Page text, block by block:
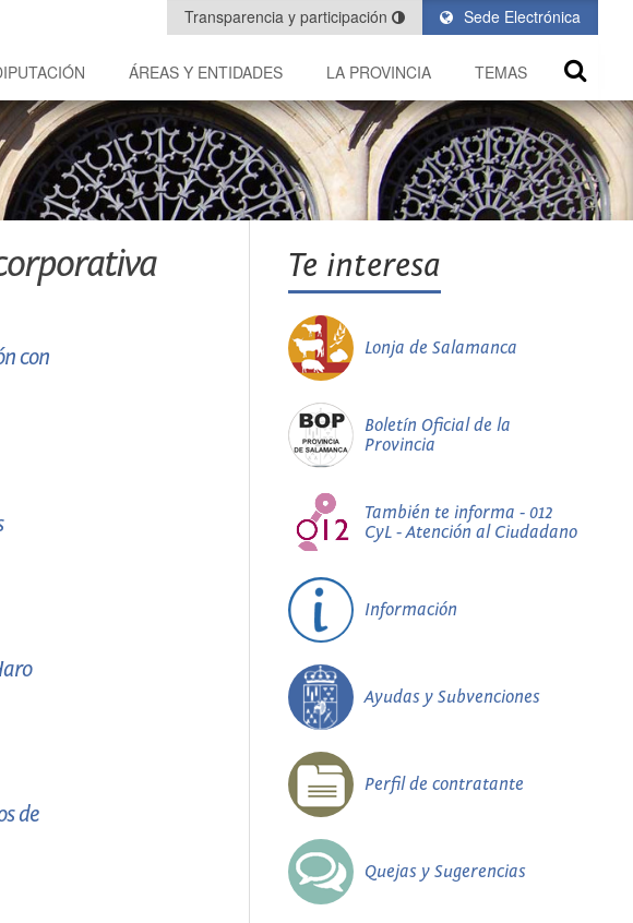
Sede Electrónica
Transparencia y participación
ÁREAS Y ENTIDADES LA PROVINCIA TEMAS
con
de
Te interesa
Lonja de Salamanca
Boletín Oficial de la
Provincia
También te informa - 012
CyL - Atención al Ciudadano
Información
Ayudas y Subvenciones
Perfil de contratante
Quejas y Sugerencias